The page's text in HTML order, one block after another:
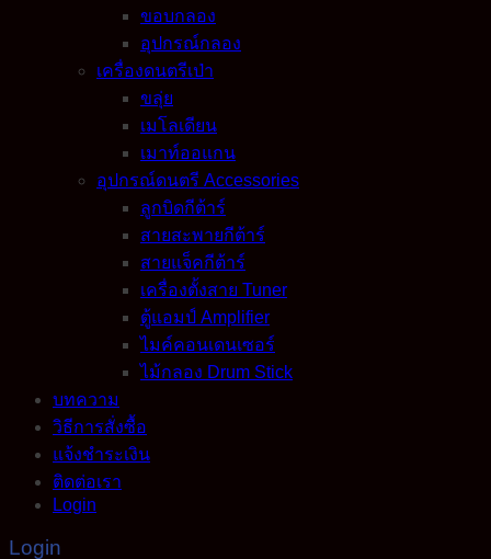
ขอบกลอง
อุปกรณ์กลอง
เครื่องดนตรีเป่า
ขลุ่ย
เมโลเดียน
เมาท์ออแกน
อุปกรณ์ดนตรี Accessories
ลูกบิดกีต้าร์
สายสะพายกีต้าร์
สายแจ็คกีต้าร์
เครื่องตั้งสาย Tuner
ตู้แอมป์ Amplifier
ไมค์คอนเดนเซอร์
ไม้กลอง Drum Stick
บทความ
วิธีการสั่งซื้อ
แจ้งชำระเงิน
ติดต่อเรา
Login
Login